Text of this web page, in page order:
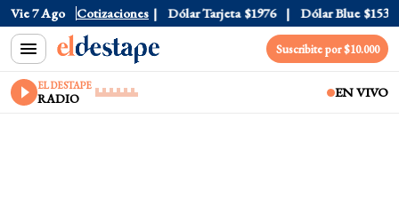
Vie 7 Ago Cotizaciones
Dólar Oficial $1520 Dólar Tarjeta $1976 Dólar Blue $1530
Suscribite por $10.000
EL DESTAPE
RADIO EN VIVO